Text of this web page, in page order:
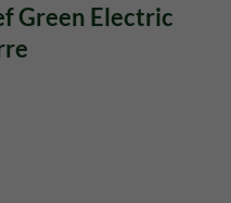
Green Electric